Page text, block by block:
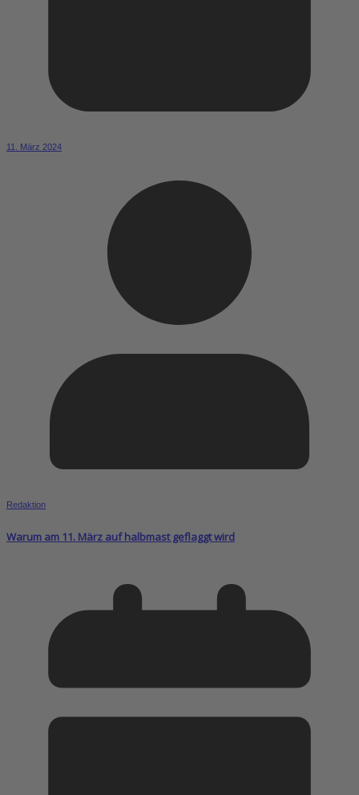
11. März 2024
Redaktion
Warum am 11. März auf halbmast geflaggt wird